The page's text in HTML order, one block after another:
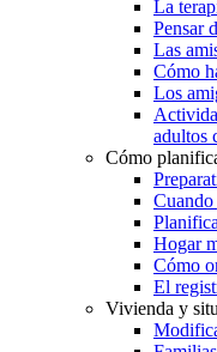
La
Pensar
Las
Cómo
Los
adultos
Cómo
Hogar
Cómo
El
Vivienda y